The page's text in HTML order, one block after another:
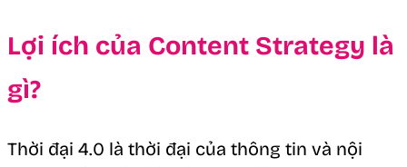
Lợi ích của Content Strategy là
gì?
Thời đại 4.0 là thời đại của thông tin và nội